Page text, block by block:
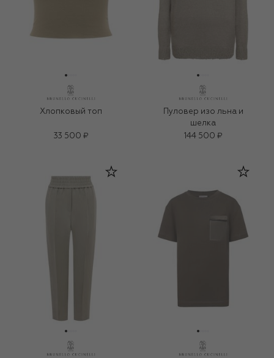
Хлопковый топ
33 500 ₽
Пуловер изо льна и
шелка
144 500 ₽